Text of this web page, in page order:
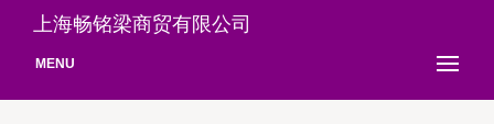
上海畅铭梁商贸有限公司
MENU